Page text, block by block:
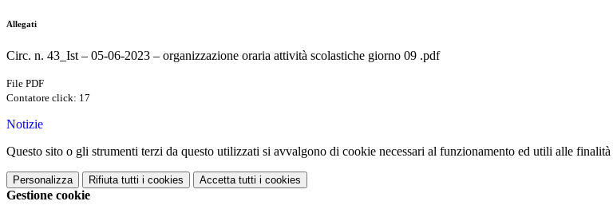
Allegati
Circ. n. 43_Ist – 05-06-2023 – organizzazione oraria attività scolastiche giorno 09 .pdf
File PDF
Contatore click: 17
Notizie
Questo sito o gli strumenti terzi da questo utilizzati si avvalgono di cookie necessari al funzionamento ed utili alle
Personalizza Rifiuta tutti i cookies Accetta tutti i cookies
Gestione cookie